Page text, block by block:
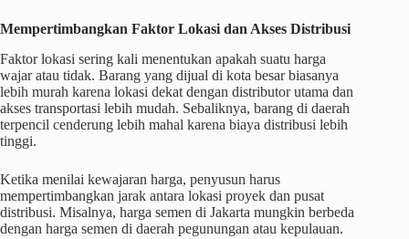
Mempertimbangkan Faktor Lokasi dan Akses Distribusi
Faktor lokasi sering kali menentukan apakah suatu harga
wajar atau tidak. Barang yang dijual di kota besar biasanya
lebih murah karena lokasi dekat dengan distributor utama dan
akses transportasi lebih mudah. Sebaliknya, barang di daerah
terpencil cenderung lebih mahal karena biaya distribusi lebih
tinggi.
Ketika menilai kewajaran harga, penyusun harus
mempertimbangkan jarak antara lokasi proyek dan pusat
distribusi. Misalnya, harga semen di Jakarta mungkin berbeda
dengan harga semen di daerah pegunungan atau kepulauan.